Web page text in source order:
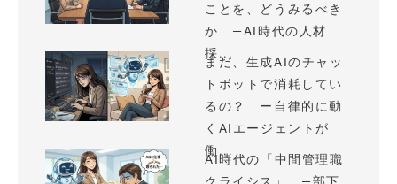
ことを、どうみるべき
か —AI時代の人材
採...
まだ、生成AIのチャッ
トボットで消耗してい
るの？ ー自律的に動
くAIエージェントが
働...
AI時代の「中間管理職